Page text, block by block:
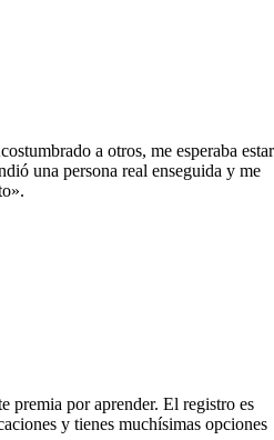
a otros, me esperaba estar
una persona real enseguida y me
premia por aprender. El registro es
y tienes muchísimas opciones